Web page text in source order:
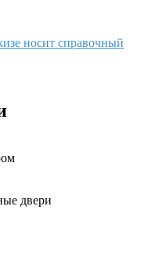
носит справочный
двери